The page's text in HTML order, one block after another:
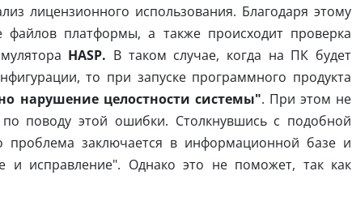
лицензионного использования. Благодаря этому
файлов платформы, а также происходит проверка
HASP. В таком случае, когда на ПК будет
то при запуске программного продукта
нарушение целостности системы". При этом не
поводу этой ошибки. Столкнувшись с подобной
заключается в информационной базе и
и исправление". Однако это не поможет, так как